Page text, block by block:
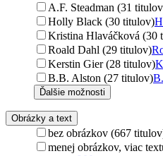
A.F. Steadman (31
Holly Black (30 titulov)
Kristina Hlaváčková (30
Roald Dahl (29 titulov)
Kerstin Gier (28 titulov)
B.B. Alston (27 titulov)
Ďalšie možnosti
Obrázky a text
bez obrázkov (667
menej obrázkov, viac